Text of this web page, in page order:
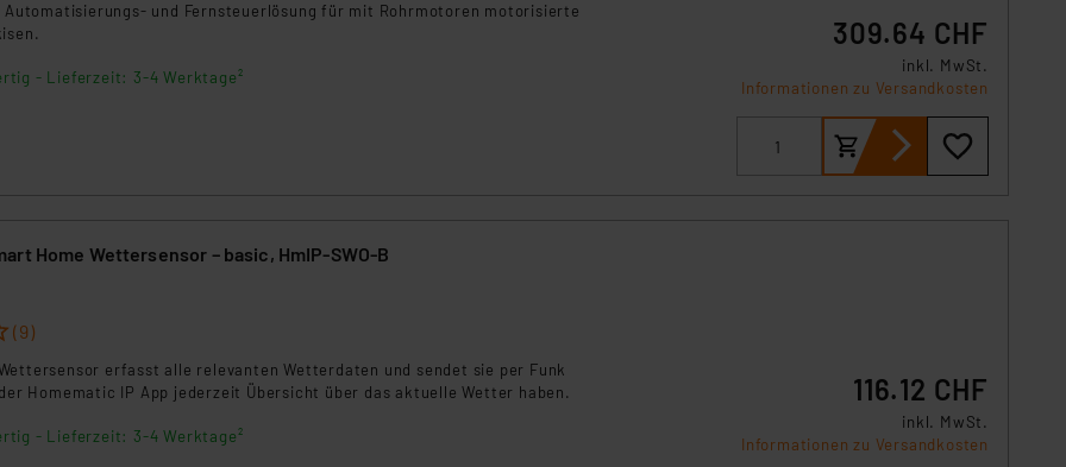
und Fernsteuerlösung für mit Rohrmotoren motorisierte
- Lieferzeit: 3-4 Werktage²
309.64 CHF
inkl. MwSt.
Informationen zu Versandkosten
Home Wettersensor – basic, HmIP-SWO-B
(9)
erfasst alle relevanten Wetterdaten und sendet sie per Funk
Homematic IP App jederzeit Übersicht über das aktuelle Wetter haben.
- Lieferzeit: 3-4 Werktage²
116.12 CHF
inkl. MwSt.
Informationen zu Versandkosten